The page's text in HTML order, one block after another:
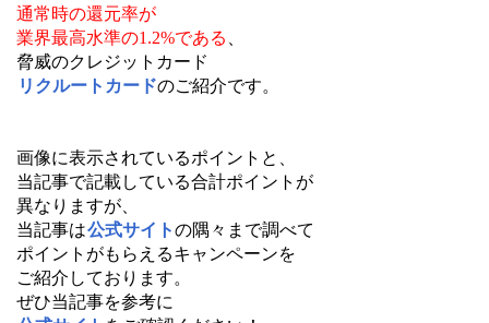
通常時の還元率が
業界最高水準の1.2%である
脅威のクレジットカード
リクルートカードのご紹介です。
画像に表示されているポイントと、
当記事で記載している合計ポイントが
異なりますが、
当記事は公式サイトの隅々まで調べて
ポイントがもらえるキャンペーンを
ご紹介しております。
ぜひ当記事を参考に